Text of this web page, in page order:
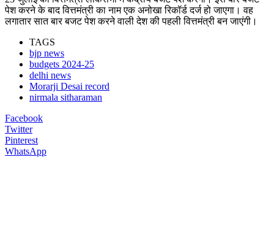
पेश करने के बाद वित्तमंत्री का नाम एक अनोखा रिकॉर्ड दर्ज हो जाएगा। वह
लगातार सात बार बजट पेश करने वाली देश की पहली वित्तमंत्री बन जाएंगी।
TAGS
bjp news
budgets 2024-25
delhi news
Morarji Desai record
nirmala sitharaman
Facebook
Twitter
Pinterest
WhatsApp